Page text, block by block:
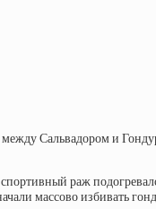
Сальвадором и
раж
массово избивать